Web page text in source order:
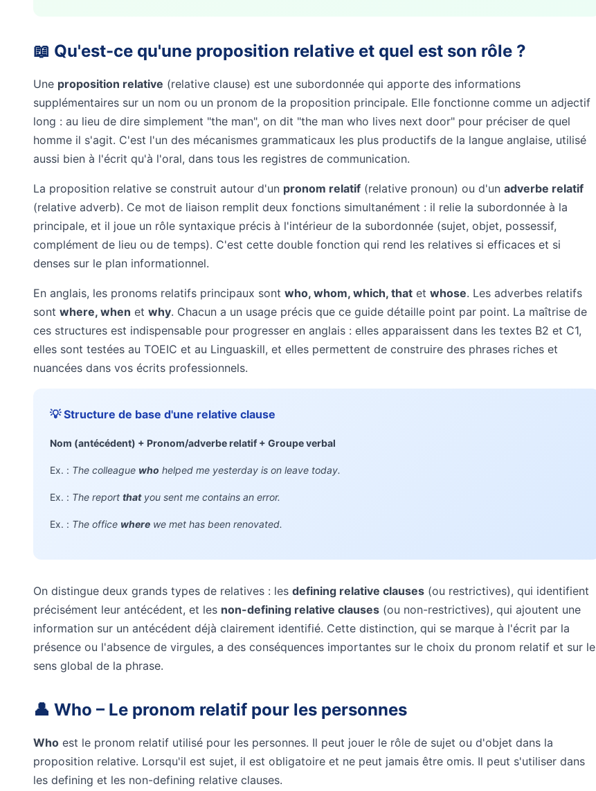
📖 Qu'est-ce qu'une proposition relative et quel est son rôle ?
Une proposition relative (relative clause) est une subordonnée qui apporte des informations
supplémentaires sur un nom ou un pronom de la proposition principale. Elle fonctionne comme un adjectif
long : au lieu de dire simplement "the man", on dit "the man who lives next door" pour préciser de quel
homme il s'agit. C'est l'un des mécanismes grammaticaux les plus productifs de la langue anglaise, utilisé
aussi bien à l'écrit qu'à l'oral, dans tous les registres de communication.
La proposition relative se construit autour d'un pronom relatif (relative pronoun) ou d'un adverbe relatif
(relative adverb). Ce mot de liaison remplit deux fonctions simultanément : il relie la subordonnée à la
principale, et il joue un rôle syntaxique précis à l'intérieur de la subordonnée (sujet, objet, possessif,
complément de lieu ou de temps). C'est cette double fonction qui rend les relatives si efficaces et si
denses sur le plan informationnel.
En anglais, les pronoms relatifs principaux sont who, whom, which, that et whose. Les adverbes relatifs
sont where, when et why. Chacun a un usage précis que ce guide détaille point par point. La maîtrise de
ces structures est indispensable pour progresser en anglais : elles apparaissent dans les textes B2 et C1,
elles sont testées au TOEIC et au Linguaskill, et elles permettent de construire des phrases riches et
nuancées dans vos écrits professionnels.
💡 Structure de base d'une relative clause
Nom (antécédent) + Pronom/adverbe relatif + Groupe verbal
Ex. : The colleague who helped me yesterday is on leave today.
Ex. : The report thatyou sent me contains an error.
Ex. : The office where we met has been renovated.
On distingue deux grands types de relatives : les defining relative clauses (ou restrictives), qui identifient
précisément leur antécédent, et les non-defining relative clauses (ou non-restrictives), qui ajoutent une
information sur un antécédent déjà clairement identifié. Cette distinction, qui se marque à l'écrit par la
présence ou l'absence de virgules, a des conséquences importantes sur le choix du pronom relatif et sur le
sens global de la phrase.
👤 Who – Le pronom relatif pour les personnes
Who est le pronom relatif utilisé pour les personnes. Il peut jouer le rôle de sujet ou d'objet dans la
proposition relative. Lorsqu'il est sujet, il est obligatoire et ne peut jamais être omis. Il peut s'utiliser dans
les defining et les non-defining relative clauses.